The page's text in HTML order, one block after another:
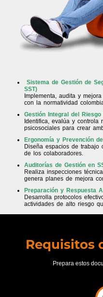
Sistema de Gestión de
SST)
Implementa, audita y
con la normatividad
Gestión Integral del
Identifica, evalúa y controla
psicosociales para crear
Ergonomía y Prevención
Diseña espacios de trabajo
de los colaboradores.
Auditorías de Gestión en
Realiza inspecciones
genera planes de mejora
Preparación y Respuesta
Desarrolla protocolos
actividades de alto riesgo
Requisitos
Prepara estos